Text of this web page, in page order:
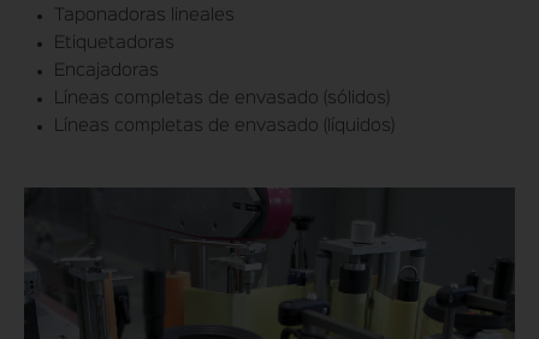
Taponadoras lineales
Etiquetadoras
Encajadoras
Líneas completas de envasado (sólidos)
Líneas completas de envasado (líquidos)